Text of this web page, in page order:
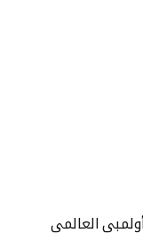
العالمي